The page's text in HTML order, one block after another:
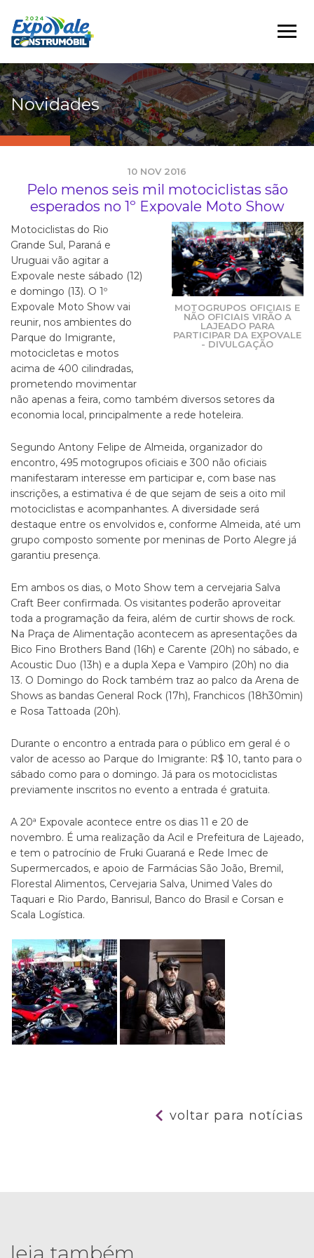
Novidades
10 NOV 2016
Pelo menos seis mil motociclistas são
esperados no 1º Expovale Moto Show
MOTOGRUPOS OFICIAIS E
NÃO OFICIAIS VIRÃO A
LAJEADO PARA
PARTICIPAR DA EXPOVALE
- DIVULGAÇÃO
Motociclistas do Rio
Grande Sul, Paraná e
Uruguai vão agitar a
Expovale neste sábado (12)
e domingo (13). O 1º
Expovale Moto Show vai
reunir, nos ambientes do
Parque do Imigrante,
motocicletas e motos
acima de 400 cilindradas,
prometendo movimentar
não apenas a feira, como também diversos setores da
economia local, principalmente a rede hoteleira.
Segundo Antony Felipe de Almeida, organizador do
encontro, 495 motogrupos oficiais e 300 não oficiais
manifestaram interesse em participar e, com base nas
inscrições, a estimativa é de que sejam de seis a oito mil
motociclistas e acompanhantes. A diversidade será
destaque entre os envolvidos e, conforme Almeida, até um
grupo composto somente por meninas de Porto Alegre já
garantiu presença.
Em ambos os dias, o Moto Show tem a cervejaria Salva
Craft Beer confirmada. Os visitantes poderão aproveitar
toda a programação da feira, além de curtir shows de rock.
Na Praça de Alimentação acontecem as apresentações da
Bico Fino Brothers Band (16h) e Carente (20h) no sábado, e
Acoustic Duo (13h) e a dupla Xepa e Vampiro (20h) no dia
13. O Domingo do Rock também traz ao palco da Arena de
Shows as bandas General Rock (17h), Franchicos (18h30min)
e Rosa Tattoada (20h).
Durante o encontro a entrada para o público em geral é o
valor de acesso ao Parque do Imigrante: R$ 10, tanto para o
sábado como para o domingo. Já para os motociclistas
previamente inscritos no evento a entrada é gratuita.
A 20ª Expovale acontece entre os dias 11 e 20 de
novembro. É uma realização da Acil e Prefeitura de Lajeado,
e tem o patrocínio de Fruki Guaraná e Rede Imec de
Supermercados, e apoio de Farmácias São João, Bremil,
Florestal Alimentos, Cervejaria Salva, Unimed Vales do
Taquari e Rio Pardo, Banrisul, Banco do Brasil e Corsan e
Scala Logística.
voltar para notícias
leia também